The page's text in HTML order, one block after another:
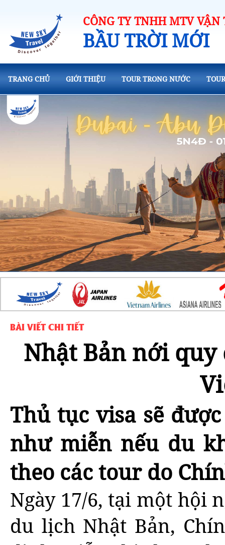
CÔNG TY TNHH MTV
BẦU TRỜI MỚI
TRANG CHỦ GIỚI THIỆU TOUR TRONG NƯỚC
BÀI VIẾT CHI TIẾT
Nhật Bản nới
Thủ tục visa sẽ
như miễn nếu du
theo các tour do
Ngày 17/6, tại một hội
du lịch Nhật Bản,